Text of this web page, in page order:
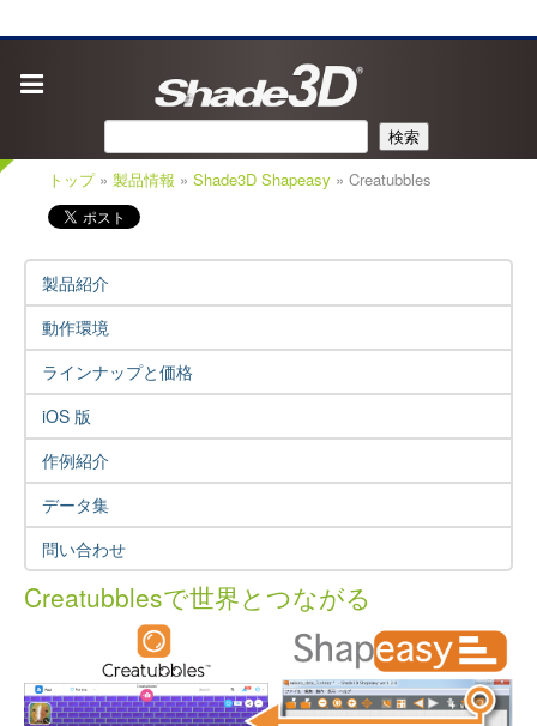
検索
トップ» 製品情報 » Shade3D Shapeasy » Creatubbles
製品紹介
動作環境
ラインナップと価格
iOS 版
作例紹介
データ集
問い合わせ
Creatubblesで世界とつながる